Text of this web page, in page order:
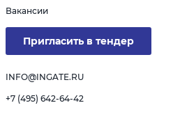
Вакансии
Пригласить в тендер
INFO@INGATE.RU
+7 (495) 642-64-42